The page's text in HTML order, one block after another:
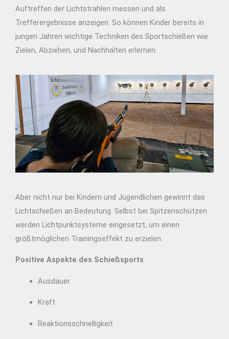
Auftreffen der Lichtstrahlen messen und als
Trefferergebnisse anzeigen. So können Kinder bereits in
jungen Jahren wichtige Techniken des Sportschießen wie
Zielen, Abziehen, und Nachhalten erlernen.
Aber nicht nur bei Kindern und Jugendlichen gewinnt das
Lichtschießen an Bedeutung. Selbst bei Spitzenschützen
werden Lichtpunktsysteme eingesetzt, um einen
größtmöglichen Trainingseffekt zu erzielen.
Positive Aspekte des Schießsports
Ausdauer
Kraft
Reaktionsschnelligkeit